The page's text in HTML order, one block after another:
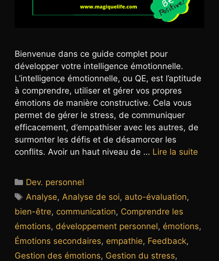
Bienvenue dans ce guide complet pour
développer votre intelligence émotionnelle.
L’intelligence émotionnelle, ou QE, est l’aptitude
à comprendre, utiliser et gérer vos propres
émotions de manière constructive. Cela vous
permet de gérer le stress, de communiquer
efficacement, d’empathiser avec les autres, de
surmonter les défis et de désamorcer les
conflits. Avoir un haut niveau de … Lire la suite
Catégories
Dev. personnel
Étiquettes
Analyse, Analyse de soi, auto-évaluation,
bien-être, communication, Comprendre les
émotions, développement personnel, émotions,
Émotions secondaires, empathie, Feedback,
Gestion des émotions, Gestion du stress,